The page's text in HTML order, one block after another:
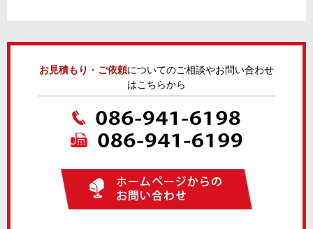
お見積もり ・ ご依頼についてのご相談やお問い合わせ
はこちらから